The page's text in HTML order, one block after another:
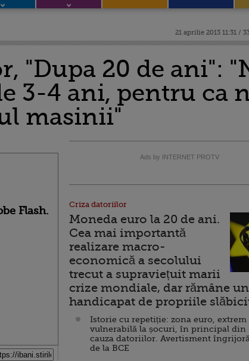
21 aprilie 2013 11:31 /
"Dupa 20 de ani":
3-4 ani, pentru ca
masinii"
Flash.
Ads by INTERNET PROTV
Criza datoriilor
Moneda euro la 20 de ani.
Cea mai importantă
realizare macro-
economică a secolului
trecut a supraviețuit marii
crize mondiale, dar rămâne
handicapat de propriile
Istorie cu repetiție: zona euro, extrem
vulnerabilă la șocuri, în principal din
cauza datoriilor. Avertisment
de la BCE